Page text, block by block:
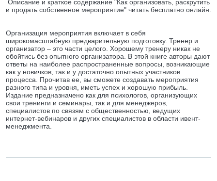
Описание и краткое содержание "Как организовать, раскрутить
и продать собственное мероприятие" читать бесплатно онлайн.
Организация мероприятия включает в себя
широкомасштабную предварительную подготовку. Тренер и
организатор – это части целого. Хорошему тренеру никак не
обойтись без опытного организатора. В этой книге авторы дают
ответы на наиболее распространенные вопросы, возникающие
как у новичков, так и у достаточно опытных участников
процесса. Прочитав ее, вы сможете создавать мероприятия
разного типа и уровня, иметь успех и хорошую прибыль.
Издание предназначено как для психологов, организующих
свои тренинги и семинары, так и для менеджеров,
специалистов по связям с общественностью, ведущих
интернет-вебинаров и других специалистов в области ивент-
менеджмента.